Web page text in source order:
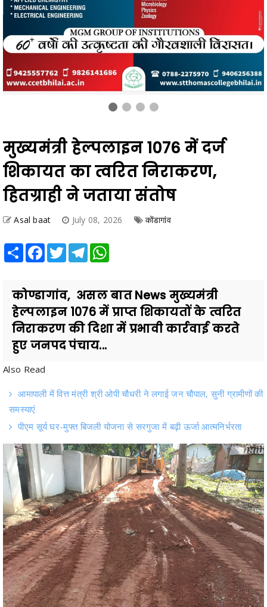
मुख्यमंत्री हेल्पलाइन 1076 में दर्ज
शिकायत का त्वरित निराकरण,
हितग्राही ने जताया संतोष
Asal baat July 08, 2026 कोंडागांव
कोण्डागांव, असल बात News मुख्यमंत्री
निराकरण की दिशा में प्रभावी कार्रवाई करते
हुए जनपद पंचाय...
Also Read
समस्याएं
पीएम सूर्य घर-मुफ्त बिजली योजना से सरगुजा में बढ़ी ऊर्जा आत्मनिर्भरता